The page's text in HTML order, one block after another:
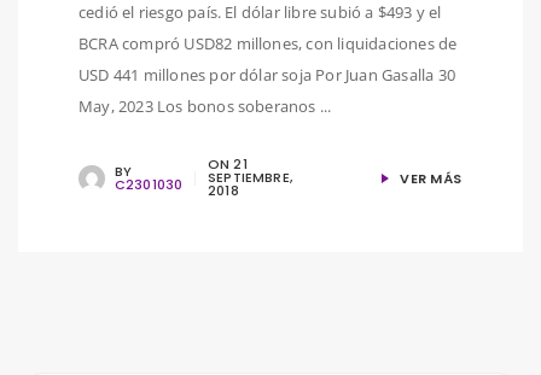
cedió el riesgo país. El dólar libre subió a $493 y el
BCRA compró USD82 millones, con liquidaciones de
USD 441 millones por dólar soja Por Juan Gasalla 30
May, 2023 Los bonos soberanos ...
BY
C2301030
ON 21
SEPTIEMBRE,
2018
VER MÁS